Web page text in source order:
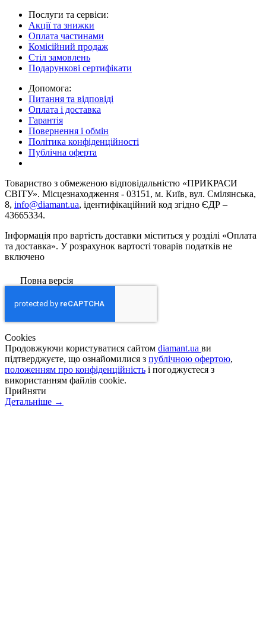
Послуги та сервіси:
Акції та знижки
Оплата частинами
Комісійний продаж
Стіл замовлень
Подарункові сертифікати
Допомога:
Питання та відповіді
Оплата і доставка
Гарантія
Повернення і обмін
Політика конфіденційності
Публічна оферта
Товариство з обмеженою вiдповiдальнiстю «ПРИКРАСИ
СВІТУ». Місцезнаходження - 03151, м. Київ, вул. Смілянська,
8, info@diamant.ua, ідентифікаційний код згідно ЄДР –
43665334.
Інформація про вартість доставки міститься у розділі «Оплата
та доставка». У розрахунок вартості товарів податків не
включено
Повна версія
Сookies
Продовжуючи користуватися сайтом diamant.ua ви
підтверджуєте, що ознайомилися з публічною офертою,
положенням про конфіденційність і погоджуєтеся з
використанням файлів cookie.
Прийняти
Детальніше →